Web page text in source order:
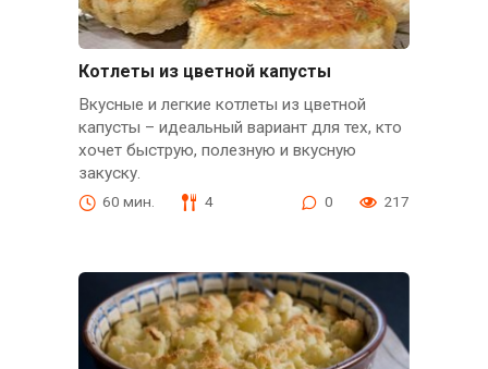
Котлеты из цветной капусты
Вкусные и легкие котлеты из цветной
капусты – идеальный вариант для тех, кто
хочет быструю, полезную и вкусную
закуску.
60 мин. 4 0 217